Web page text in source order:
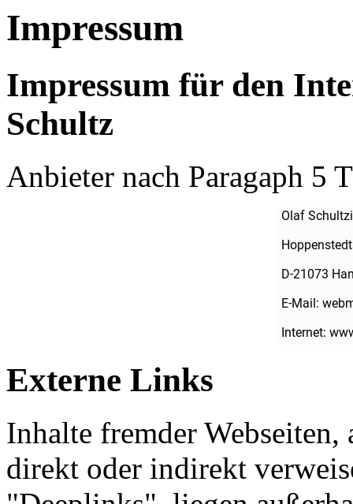
Impressum
Impressum für den
Schultz
Anbieter nach Paragaph 5
Externe Links
Inhalte fremder
direkt oder indirekt